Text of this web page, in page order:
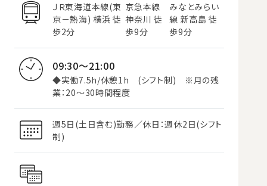
ＪＲ東海道本線(東
京－熱海) 横浜 徒
歩2分
京急本線
神奈川 徒
歩9分
みなとみらい
線 新高島 徒
歩9分
09:30～21:00
◆実働7.5h/休憩1h (シフト制) ※月の残
業：20～30時間程度
週5日(土日含む)勤務／休日：週休2日(シフト
制)